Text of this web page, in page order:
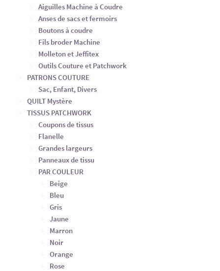
Aiguilles Machine à Coudre
Anses de sacs et fermoirs
Boutons à coudre
Fils broder Machine
Molleton et Jeffitex
Outils Couture et Patchwork
PATRONS COUTURE
Sac, Enfant, Divers
QUILT Mystère
TISSUS PATCHWORK
Coupons de tissus
Flanelle
Grandes largeurs
Panneaux de tissu
PAR COULEUR
Beige
Bleu
Gris
Jaune
Marron
Noir
Orange
Rose